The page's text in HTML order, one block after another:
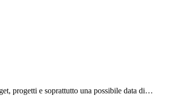
progetti e soprattutto una possibile data di…